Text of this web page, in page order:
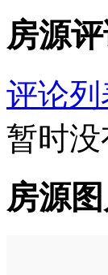
房源
评论列
暂时
房源